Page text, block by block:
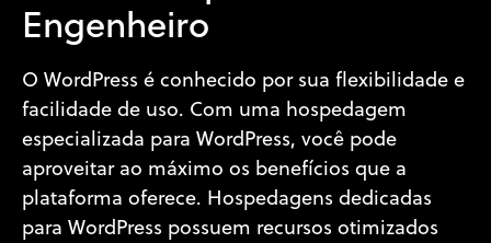
Engenheiro
O WordPress é conhecido por sua flexibilidade e
facilidade de uso. Com uma hospedagem
especializada para WordPress, você pode
aproveitar ao máximo os benefícios que a
plataforma oferece. Hospedagens dedicadas
para WordPress possuem recursos otimizados